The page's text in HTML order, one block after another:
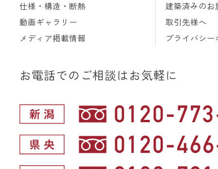
仕様・構造・断熱
動画ギャラリー
メディア掲載情報
建築済みのお
取引先様へ
プライバシー
お電話でのご相談はお気軽に